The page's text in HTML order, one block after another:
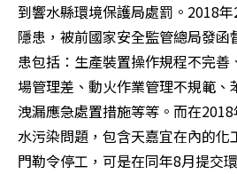
到響水縣環境保護局處罰。2018
隱患，被前國家安全監管總局發
患包括：生產裝置操作規程不完善
場管理差、動火作業管理不規範、
洩漏應急處置措施等等。而在
水污染問題，包含天嘉宜在內的化
門勒令停工，可是在同年8月提交